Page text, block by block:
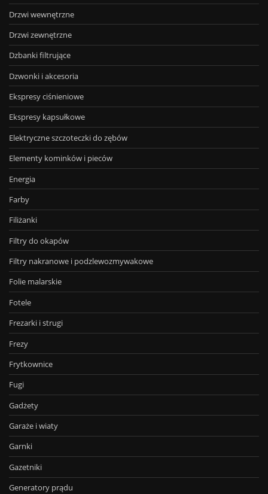
Drzwi wewnętrzne
Drzwi zewnętrzne
Dzbanki filtrujące
Dzwonki i akcesoria
Ekspresy ciśnieniowe
Ekspresy kapsułkowe
Elektryczne szczoteczki do zębów
Elementy kominków i pieców
Energia
Farby
Filiżanki
Filtry do okapów
Filtry nakranowe i podzlewozmywakowe
Folie malarskie
Fotele
Frezarki i strugi
Frezy
Frytkownice
Fugi
Gadżety
Garaże i wiaty
Garnki
Gazetniki
Generatory prądu